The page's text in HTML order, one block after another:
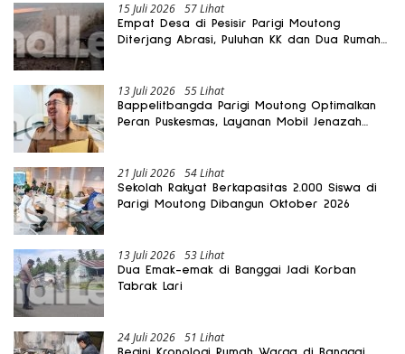
15 Juli 2026 57 Lihat
Empat Desa di Pesisir Parigi Moutong
Diterjang Abrasi, Puluhan KK dan Dua Rumah
13 Juli 2026 55 Lihat
Bappelitbangda Parigi Moutong Optimalkan
Peran Puskesmas, Layanan Mobil Jenazah
21 Juli 2026 54 Lihat
Sekolah Rakyat Berkapasitas 2.000 Siswa di
Parigi Moutong Dibangun Oktober 2026
13 Juli 2026 53 Lihat
Dua Emak-emak di Banggai Jadi Korban
Tabrak Lari
24 Juli 2026 51 Lihat